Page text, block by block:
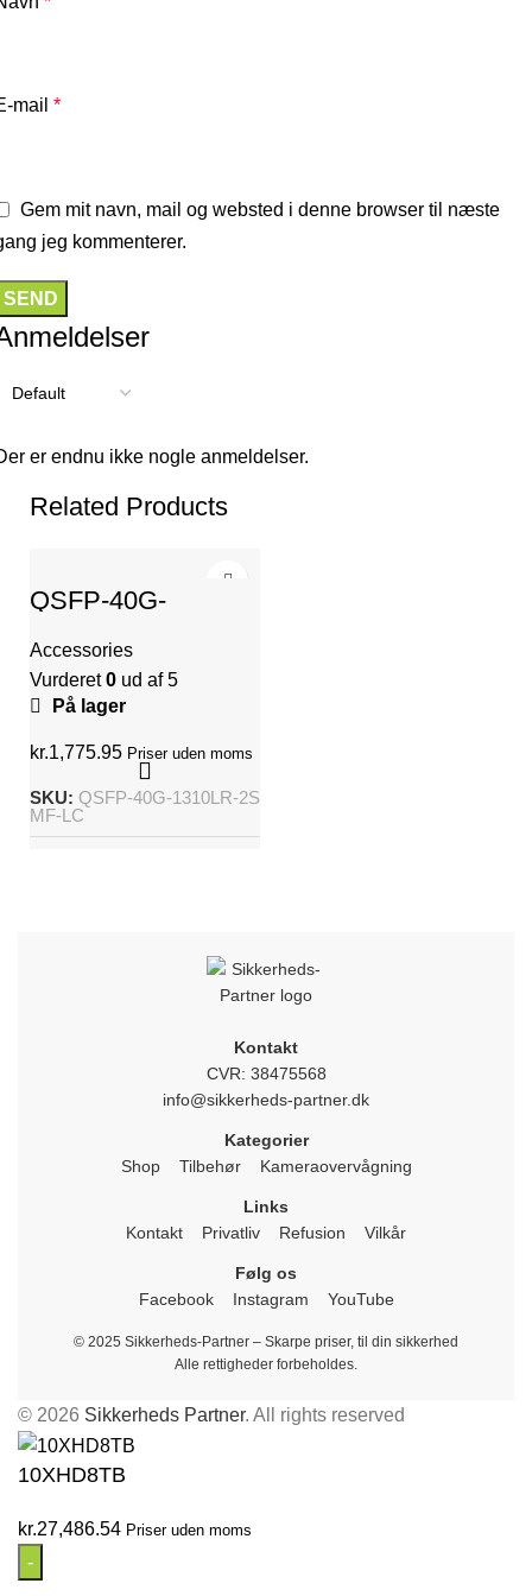
er endnu ikke nogle anmeldelser.
mail *
Gem mit navn, mail og websted i denne browser til næste
jeg kommenterer.
Related Products
QSFP-40G-
1310LR-2SMF-LC
Accessories
Vurderet0 ud af 5
På lager
kr.1,775.95 Priser uden moms
SKU: QSFP-40G-1310LR-2S
MF-LC
Kontakt
CVR: 38475568
info@sikkerheds-partner.dk
Kategorier
Shop
Tilbehør Kameraovervågning
Links
Kontakt
Privatliv Refusion Vilkår
Følg os
Facebook
Instagram YouTube
© 2025 Sikkerheds-Partner – Skarpe priser, til din sikkerhed
Alle rettigheder forbeholdes.
© 2026 Sikkerheds Partner. All rights reserved
10XHD8TB
kr.27,486.54 Priser uden moms